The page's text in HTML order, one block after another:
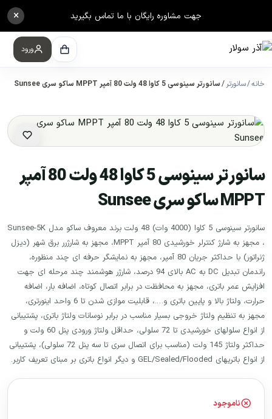
جهت مشاوره رایگان با ما تماس بگیرید ×
ورود
خانه سانورتر سانورتر سینوسی 5 کاوا 48 ولت 80 آمپر MPPT ساکو سری Sunsee
سانورتر سینوسی 5 کاوا 48 ولت 80 آمپر
MPPT ساکو سری Sunsee
سانورتر سینوسی 5 کاوا (4000 وات) 48 ولت برند معروف ساکو مدل Sunsee-5K
، مجهز به شارژ کنترلر خورشیدی 80 آمپر MPPT، مجهز به شارژرر برق شهر (دیزل
ژنراتور) با حداکثر جریان 80 آمپر، مجهز به نمایشگر حرفه ای چند منظوره،
راندمان تبدیل DC به AC بالای 94 درصد، شارژر هوشمند چند مرحله ای جهت
افزایش عمر باتری، مجهز به محافظت در برابر اتصال کوتاه، اضافه بار، اضافه
حرارت، ولتاژ بالا و پایین باتری و….، قابلیت موازی شدن تا 6 واحد اینورتری،
مجهز به تنظیم ولتاژ خروجی بسیار مناسب در برابر نوسانات ولتاژ باتری، پشتیبانی
از انواع سلولهای خورشیدی تا 72 سلولی، حداقل ولتاژ ورودی پنل 60 ولت و
حداکثر ولتاژ 145 ولت (مناسب برای اتصال سری تا سه پنل 72 سلولی)، پشتیبانی
از انواع باتریهای GEL/Sealed/Flooded و دیگر انواع باتری بر مبنای تعریف کاربر.
ناموجود